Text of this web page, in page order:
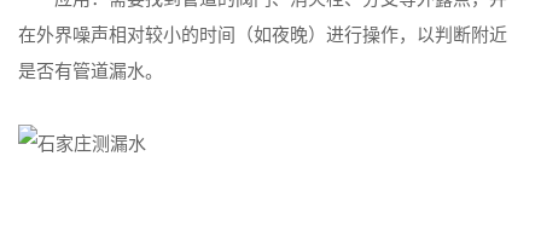
在外界噪声相对较小的时间（如夜晚）进行操作，以判断附近
是否有管道漏水。